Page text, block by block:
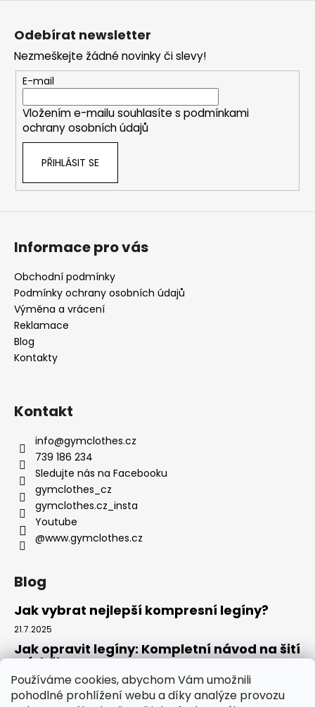
Používáme cookies, abychom Vám umožnili
pohodlné prohlížení webu a díky analýze provozu
Z
Odebírat newsletter
Nezmeškejte žádné novinky či slevy!
E-mail
Vložením e-mailu souhlasíte s podmínkami
ochrany osobních údajů
PŘIHLÁSIT SE
Informace pro vás
Obchodní podmínky
Podmínky ochrany osobních údajů
Výměna a vrácení
Reklamace
Blog
Kontakty
Kontakt
info@gymclothes.cz
739 186 234
Sledujte nás na Facebooku
gymclothes_cz
gymclothes.cz_insta
Youtube
@www.gymclothes.cz
Blog
Jak vybrat nejlepší kompresní legíny?
21.7.2025
Jak opravit legíny: Kompletní návod na šití
a údržbu
14.7.2025
Kde koupit legíny: Komplexní návod pro